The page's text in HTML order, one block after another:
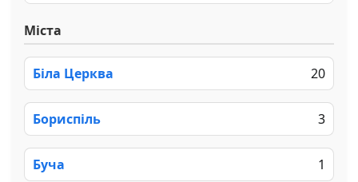
Міста
Біла Церква 20
Бориспіль 3
Буча 1